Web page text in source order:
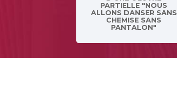
PARTIELLE "NOUS
ALLONS DANSER SANS
CHEMISE SANS
PANTALON"